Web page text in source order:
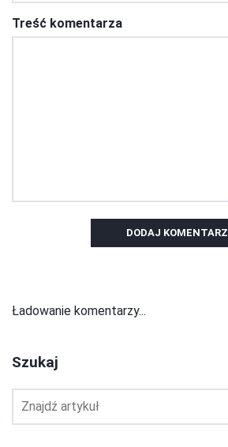
Treść komentarza
DODAJ KOMENTARZ
Ładowanie komentarzy...
Szukaj